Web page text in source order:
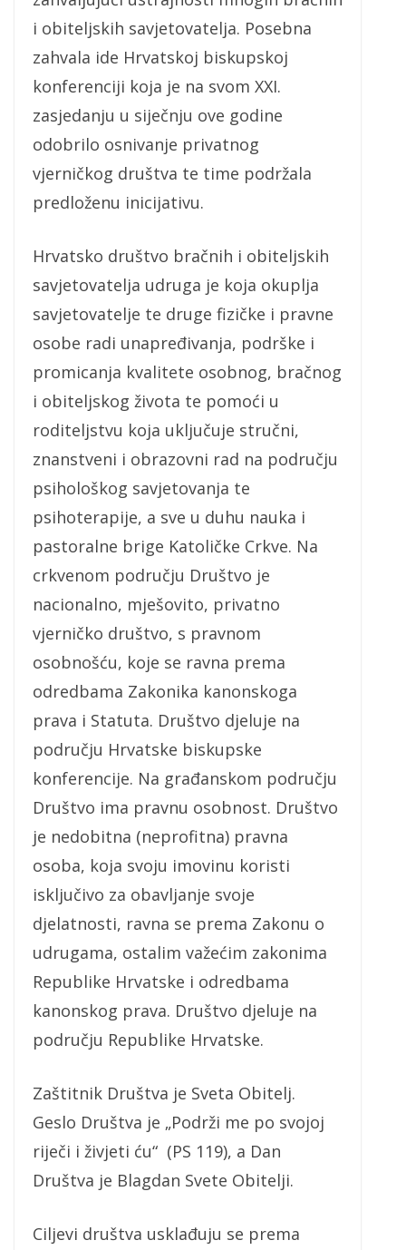
i obiteljskih savjetovatelja. Posebna
zahvala ide Hrvatskoj biskupskoj
konferenciji koja je na svom XXI.
zasjedanju u siječnju ove godine
odobrilo osnivanje privatnog
vjerničkog društva te time podržala
predloženu inicijativu.
Hrvatsko društvo bračnih i obiteljskih
savjetovatelja udruga je koja okuplja
savjetovatelje te druge fizičke i pravne
osobe radi unapređivanja, podrške i
promicanja kvalitete osobnog, bračnog
i obiteljskog života te pomoći u
roditeljstvu koja uključuje stručni,
znanstveni i obrazovni rad na području
psihološkog savjetovanja te
psihoterapije, a sve u duhu nauka i
pastoralne brige Katoličke Crkve. Na
crkvenom području Društvo je
nacionalno, mješovito, privatno
vjerničko društvo, s pravnom
osobnošću, koje se ravna prema
odredbama Zakonika kanonskoga
prava i Statuta. Društvo djeluje na
području Hrvatske biskupske
konferencije. Na građanskom području
Društvo ima pravnu osobnost. Društvo
je nedobitna (neprofitna) pravna
osoba, koja svoju imovinu koristi
isključivo za obavljanje svoje
djelatnosti, ravna se prema Zakonu o
udrugama, ostalim važećim zakonima
Republike Hrvatske i odredbama
kanonskog prava. Društvo djeluje na
području Republike Hrvatske.
Zaštitnik Društva je Sveta Obitelj.
Geslo Društva je „Podrži me po svojoj
riječi i živjeti ću“ (PS 119), a Dan
Društva je Blagdan Svete Obitelji.
Ciljevi društva usklađuju se prema